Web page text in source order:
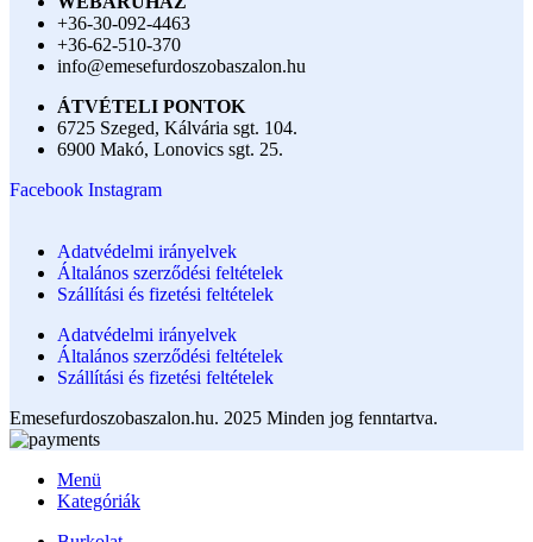
+36-30-092-4463
+36-62-510-370
info@emesefurdoszobaszalon.hu
ÁTVÉTELI PONTOK
6725 Szeged, Kálvária sgt. 104.​
6900 Makó, Lonovics sgt. 25.
Facebook Instagram
Adatvédelmi irányelvek
Általános szerződési feltételek
Szállítási és fizetési feltételek
Adatvédelmi irányelvek
Általános szerződési feltételek
Szállítási és fizetési feltételek
Emesefurdoszobaszalon.hu. 2025 Minden jog fenntartva.
Menü
Kategóriák